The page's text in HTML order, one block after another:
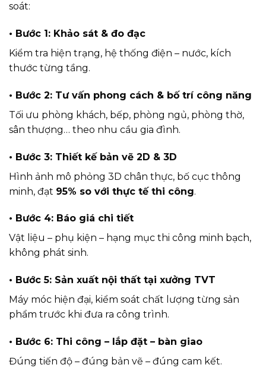
soát:
• Bước 1: Khảo sát & đo đạc
Kiểm tra hiện trạng, hệ thống điện – nước, kích
thước từng tầng.
• Bước 2: Tư vấn phong cách & bố trí công năng
Tối ưu phòng khách, bếp, phòng ngủ, phòng thờ,
sân thượng… theo nhu cầu gia đình.
• Bước 3: Thiết kế bản vẽ 2D & 3D
Hình ảnh mô phỏng 3D chân thực, bố cục thông
minh, đạt 95% so với thực tế thi công.
• Bước 4: Báo giá chi tiết
Vật liệu – phụ kiện – hạng mục thi công minh bạch,
không phát sinh.
• Bước 5: Sản xuất nội thất tại xưởng TVT
Máy móc hiện đại, kiểm soát chất lượng từng sản
phẩm trước khi đưa ra công trình.
• Bước 6: Thi công – lắp đặt – bàn giao
Đúng tiến độ – đúng bản vẽ – đúng cam kết.